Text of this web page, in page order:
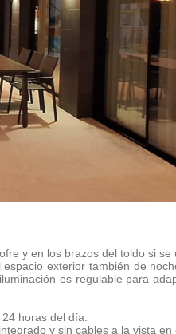
y en los brazos del toldo si se
exterior también de
es regulable para
horas del día.
y sin cables a la vista en